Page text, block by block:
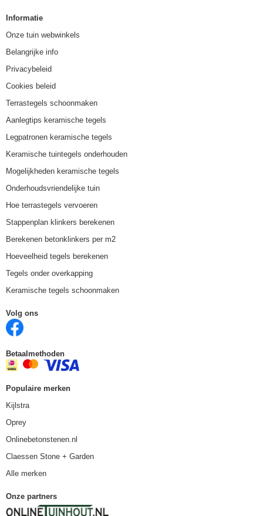
Informatie
Onze tuin webwinkels
Belangrijke info
Privacybeleid
Cookies beleid
Terrastegels schoonmaken
Aanlegtips keramische tegels
Legpatronen keramische tegels
Keramische tuintegels onderhouden
Mogelijkheden keramische tegels
Onderhoudsvriendelijke tuin
Hoe terrastegels vervoeren
Stappenplan klinkers berekenen
Berekenen betonklinkers per m2
Hoeveelheid tegels berekenen
Tegels onder overkapping
Keramische tegels schoonmaken
Volg ons
Betaalmethoden
Populaire merken
Kijlstra
Oprey
Onlinebetonstenen.nl
Claessen Stone + Garden
Alle merken
Onze partners